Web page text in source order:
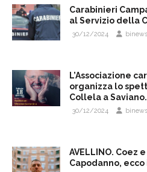
Carabinieri
al Servizio della
30/12/2024
L’Associazione
organizza lo
Collela a Saviano.
30/12/2024
AVELLINO. Coez
Capodanno,